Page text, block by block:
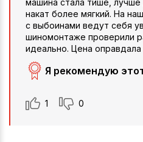
накат более мягкий. На
с выбоинами ведут себя
шиномонтаже проверили
идеально. Цена
Я рекомендую
1 0